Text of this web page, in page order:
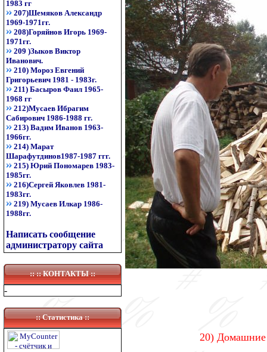
1983 гг
207)Шемяков Александр
1969-1971гг.
208)Горяйнов Игорь 1969-
1971гг.
209 )Зыков Виктор
Иванович.
210) Мороз Евгений
Григорьевич 1981 - 1983г.
211) Басыров Фаил 1965-
1968 гг
212)Мусаев Ибрагим
Сабирович 1986-1988 гг.
213) Вадим Иванов 1963-
1966гг.
214) Марат
Шарафутдинов1987-1987 ггг.
215) Юрий Пономарев 1983-
1985гг.
216)Сергей Яковлев 1981-
1983гг.
219) Мусаев Илкар 1986-
1988гг.
Написать сообщение
администратору сайта
:: ::КОНТАКТЫ::
-
:: Статистика ::
20) Домашние